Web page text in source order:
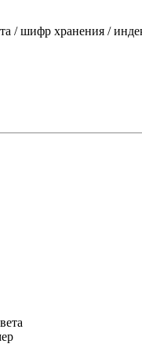
/ шифр хранения /